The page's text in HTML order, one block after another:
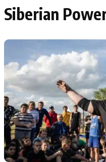
Portalas
Pradinis puslapis
Savivaldybės
Naujausi
Regionai
Lietuva
Pasaulis
Politika
Patarimai
Siberian